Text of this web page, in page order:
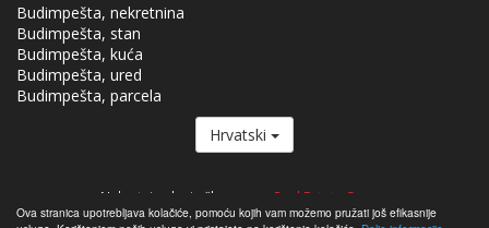
Ova stranica upotrebljava kolačiće, pomoću kojih vam možemo pružati još efikasnije
Budimpešta, nekretnina
Budimpešta, stan
Budimpešta, kuća
Budimpešta, ured
Budimpešta, parcela
Hrvatski
Nekretnina.hu je član grupe Real Estate Group.